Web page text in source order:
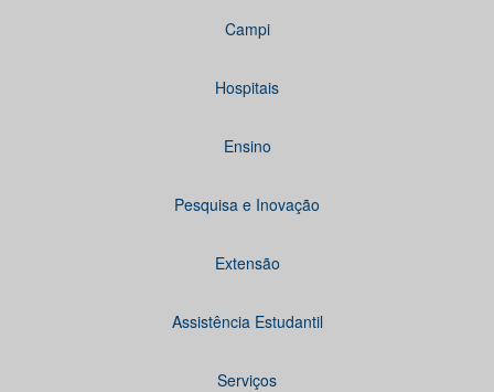
Campi
Hospitais
Ensino
Pesquisa e Inovação
Extensão
Assistência Estudantil
Serviços